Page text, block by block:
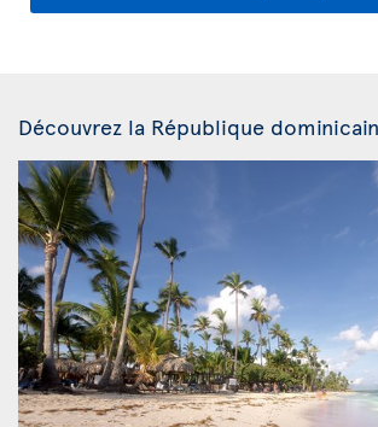
Découvrez la République